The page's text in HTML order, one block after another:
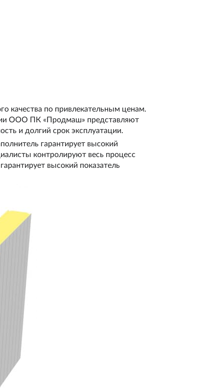
качества по привлекательным ценам.
ООО ПК «Продмаш» представляют
и долгий срок эксплуатации.
гарантирует высокий
контролируют весь процесс
высокий показатель